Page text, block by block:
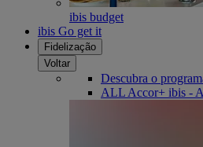
ibis budget
ibis Go get it
Fidelização
Voltar
Descubra o
ALL Accor+ ibis -